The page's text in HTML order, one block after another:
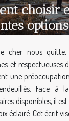
choisir
cher nous quitte,
et respectueuses
une
Face à
disponibles, il
éclairé. Cet écrit